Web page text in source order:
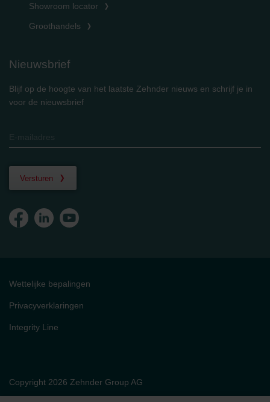
Showroom locator
Groothandels
Nieuwsbrief
Blijf op de hoogte van het laatste Zehnder nieuws en schrijf je in
voor de nieuwsbrief
Versturen
Copyright 2026 Zehnder Group AG
Wettelijke bepalingen
Privacyverklaringen
Integrity Line